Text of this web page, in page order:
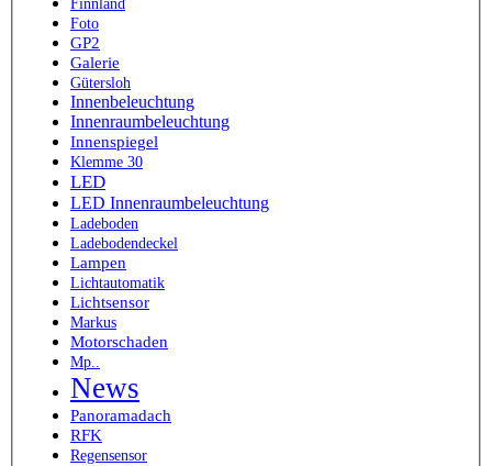
Finnland
Foto
GP2
Galerie
Gütersloh
Innenbeleuchtung
Innenraumbeleuchtung
Innenspiegel
Klemme 30
LED
LED Innenraumbeleuchtung
Ladeboden
Ladebodendeckel
Lampen
Lichtautomatik
Lichtsensor
Markus
Motorschaden
Mp..
News
Panoramadach
RFK
Regensensor